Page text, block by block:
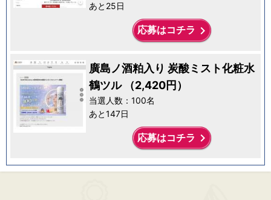
あと25日
応募はコチラ keyboard_arrow_right
廣島ノ酒粕入り 炭酸ミスト化粧水
鶴ツル （2,420円）
当選人数：100名
あと147日
応募はコチラ keyboard_arrow_right